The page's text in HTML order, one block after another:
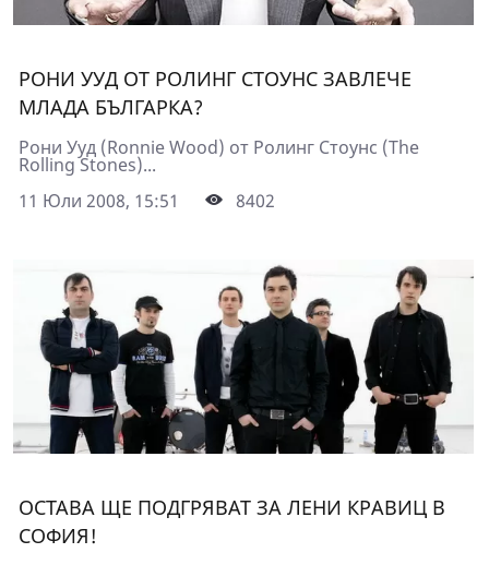
РОНИ УУД ОТ РОЛИНГ СТОУНС ЗАВЛЕЧЕ
МЛАДА БЪЛГАРКА?
Рони Ууд (Ronnie Wood) от Ролинг Стоунс (The
Rolling Stones)...
11 Юли 2008, 15:51
8402
ОСТАВА ЩЕ ПОДГРЯВАТ ЗА ЛЕНИ КРАВИЦ В
СОФИЯ!